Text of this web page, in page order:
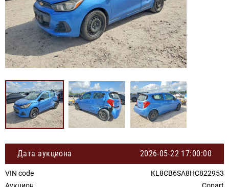
Дата аукциона 2026-05-22 17:00:00
VIN code
KL8CB6SA8HC822953